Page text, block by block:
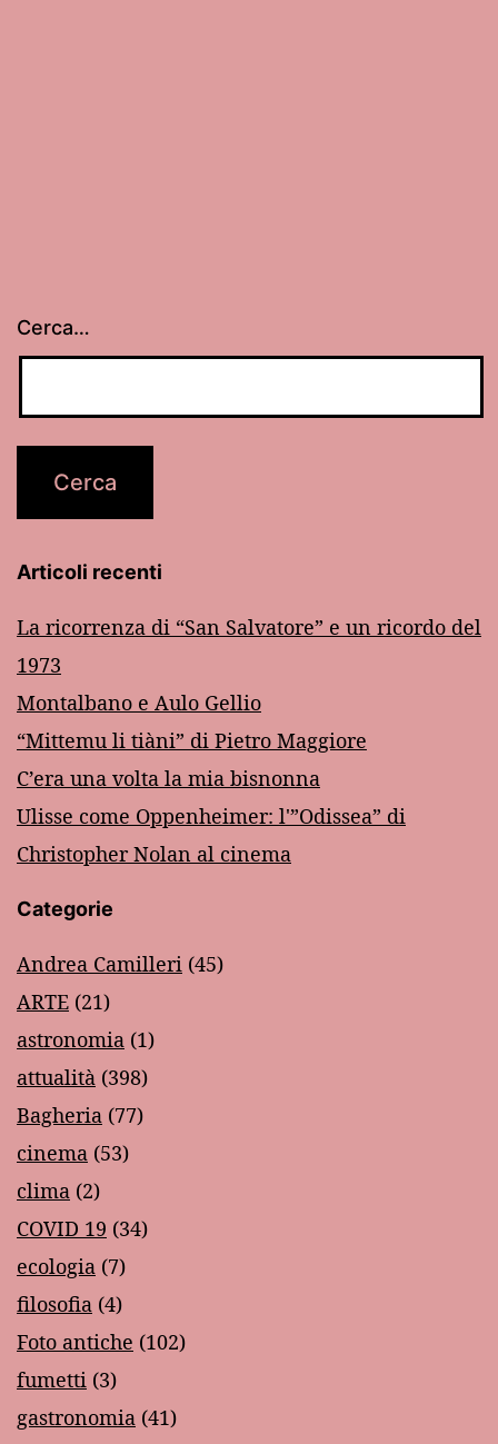
Cerca…
Articoli recenti
La ricorrenza di “San Salvatore” e un ricordo del
1973
Montalbano e Aulo Gellio
“Mittemu li tiàni” di Pietro Maggiore
C’era una volta la mia bisnonna
Ulisse come Oppenheimer: l'”Odissea” di
Christopher Nolan al cinema
Categorie
Andrea Camilleri (45)
ARTE (21)
astronomia (1)
attualità (398)
Bagheria (77)
cinema (53)
clima (2)
COVID 19 (34)
ecologia (7)
filosofia (4)
Foto antiche (102)
fumetti (3)
gastronomia (41)